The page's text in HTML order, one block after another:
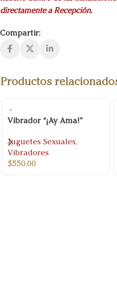
directamente a Recepción.
Compartir:
Productos
Vibrador “¡Ay Ama!”
Juguetes Sexuales,
Vibradores
$550.00